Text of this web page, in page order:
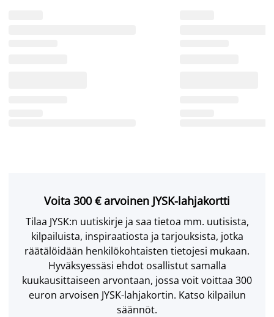
Voita 300 € arvoinen JYSK-lahjakortti
Tilaa JYSK:n uutiskirje ja saa tietoa mm. uutisista,
kilpailuista, inspiraatiosta ja tarjouksista, jotka
räätälöidään henkilökohtaisten tietojesi mukaan.
Hyväksyessäsi ehdot osallistut samalla
kuukausittaiseen arvontaan, jossa voit voittaa 300
euron arvoisen JYSK-lahjakortin. Katso kilpailun
säännöt.